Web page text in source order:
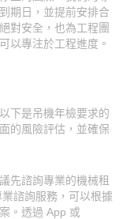
期日，並提前安排合
對安全，也為工程團
以專注於工程進度。
下是吊機年檢要求的
的風險評估，並確保
先諮詢專業的機械租
諮詢服務，可以根據
。透過 App 或